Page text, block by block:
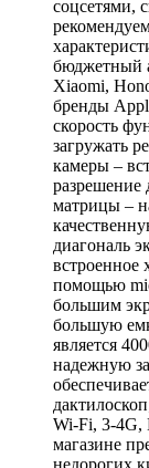
соцсетями,
бюджетный
Xiaomi,
бренды
скорость
загружать
камеры –
разрешение
матрицы –
диагональ
встроенное
помощью
большим
большую
является
надежную
Wi-Fi, 3-
магазине
недорогих